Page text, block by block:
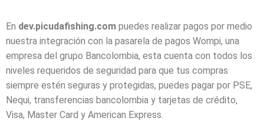
En dev.picudafishing.com puedes realizar pagos por medio
nuestra integración con la pasarela de pagos Wompi, una
empresa del grupo Bancolombia, esta cuenta con todos los
niveles requeridos de seguridad para que tus compras
siempre estén seguras y protegidas, puedes pagar por PSE,
Nequi, transferencias bancolombia y tarjetas de crédito,
Visa, Master Card y American Express.